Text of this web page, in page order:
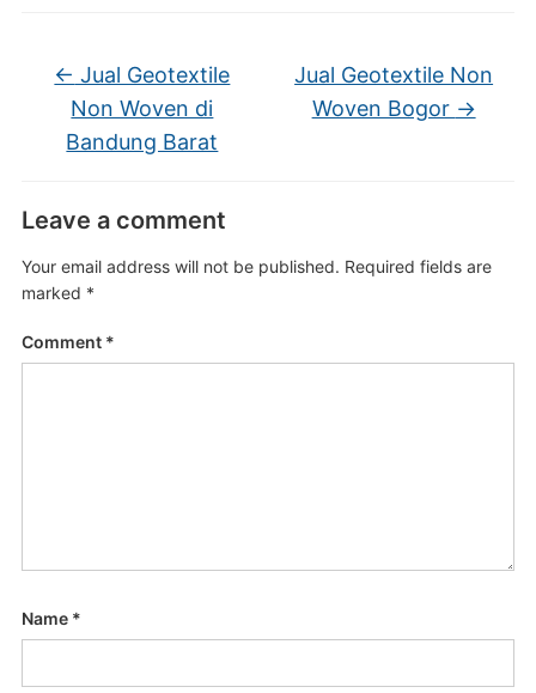
← Jual Geotextile
Non Woven di
Bandung Barat
Jual Geotextile Non
Woven Bogor →
Leave a comment
Your email address will not be published. Required fields are
marked *
Comment *
Name *